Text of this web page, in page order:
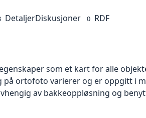
DetaljerDiskusjoner 0 RDF
som et kart for alle
på ortofoto varierer og er oppgitt i
av bakkeoppløsning og